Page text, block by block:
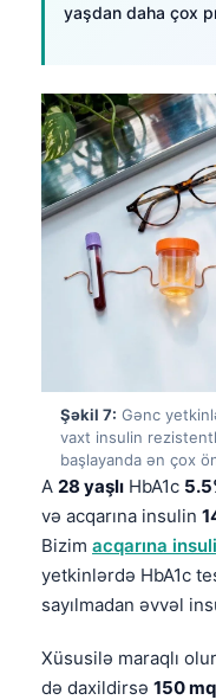
yaşdan daha çox
Şəkil 7: Gənc
vaxt insulin
başlayanda ən çox
A 28 yaşlı HbA1c
və acqarına insulin
Bizim acqarına
yetkinlərdə HbA1c
sayılmadan əvvəl
Xüsusilə maraqlı
də daxildirsə 150
Türkçe
简体中文
فارسی
Български
Dansk
Nederlands
Հայերեն
Íslenska
Српски језик
Svenska
Bosanski
Eesti
日本語
ქართული